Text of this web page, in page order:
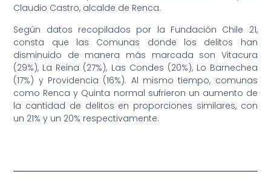
Claudio Castro, alcalde de Renca.
Según datos recopilados por la Fundación Chile 21,
consta que las Comunas donde los delitos han
disminuido de manera más marcada son Vitacura
(29%), La Reina (27%), Las Condes (20%), Lo Barnechea
(17%) y Providencia (16%). Al mismo tiempo, comunas
como Renca y Quinta normal sufrieron un aumento de
la cantidad de delitos en proporciones similares, con
un 21% y un 20% respectivamente.